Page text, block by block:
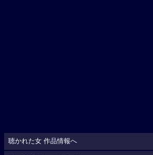
聴かれた女 作品情報へ